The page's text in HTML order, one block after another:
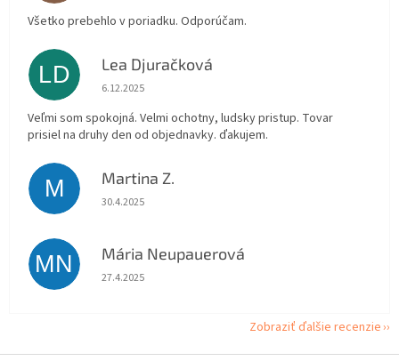
Všetko prebehlo v poriadku. Odporúčam.
LD Lea Djuračková
Hodnotenie obchodu je 5 z 5 hviezdičiek.
6.12.2025
Veľmi som spokojná. Velmi ochotny, ludsky pristup. Tovar
prisiel na druhy den od objednavky. ďakujem.
M Martina Z.
Hodnotenie obchodu je 5 z 5 hviezdičiek.
30.4.2025
MN Mária Neupauerová
Hodnotenie obchodu je 5 z 5 hviezdičiek.
27.4.2025
Zobraziť ďalšie recenzie